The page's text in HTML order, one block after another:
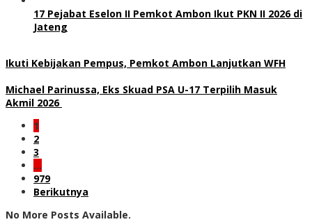
17 Pejabat Eselon II Pemkot Ambon Ikut PKN II 2026 di
Jateng
Ikuti Kebijakan Pempus, Pemkot Ambon Lanjutkan WFH
Michael Parinussa, Eks Skuad PSA U-17 Terpilih Masuk
Akmil 2026
1
2
3
…
979
Berikutnya
No More Posts Available.